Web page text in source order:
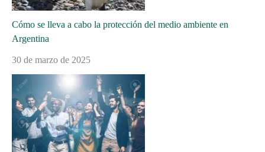
Cómo se lleva a cabo la protección del medio ambiente en
Argentina
30 de marzo de 2025